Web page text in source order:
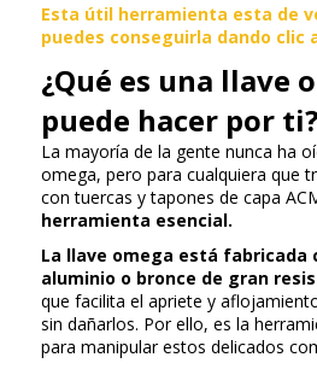
Esta útil herramienta esta de
puedes conseguirla dando clic
¿Qué es una llave
puede hacer por ti?
La mayoría de la gente nunca ha
omega, pero para cualquiera que
con tuercas y tapones de capa
herramienta esencial.
La llave omega está fabricada
aluminio o bronce de gran
que facilita el apriete y
sin dañarlos. Por ello, es la
para manipular estos delicados